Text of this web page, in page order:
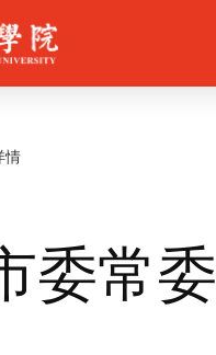
情
委常